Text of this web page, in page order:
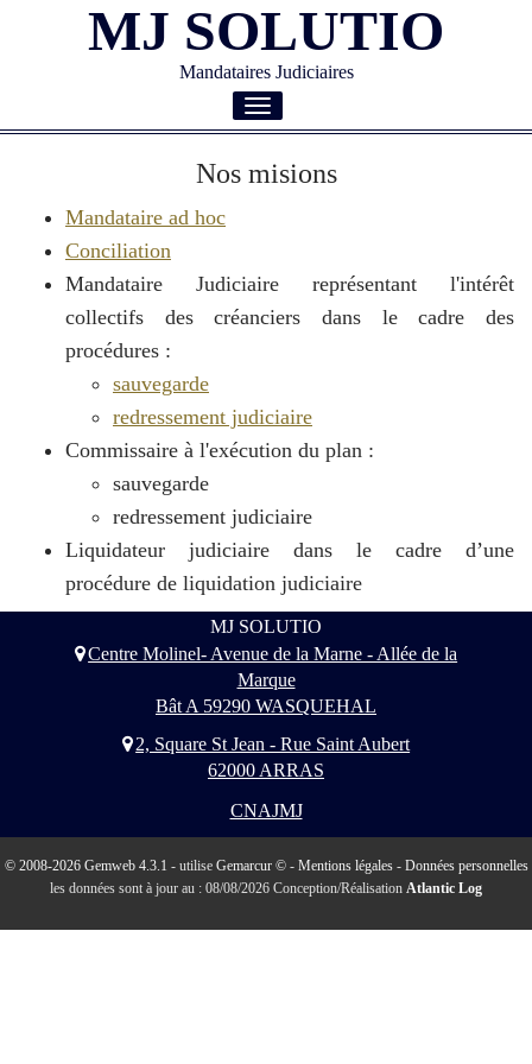
MJ SOLUTIO
Mandataires Judiciaires
Toggle
Nos misions
Mandataire ad hoc
Conciliation
Mandataire Judiciaire représentant l'intérêt
collectifs des créanciers dans le cadre des
procédures :
sauvegarde
redressement judiciaire
Commissaire à l'exécution du plan :
sauvegarde
redressement judiciaire
Liquidateur judiciaire dans le cadre d’une
procédure de liquidation judiciaire
MJ SOLUTIO
Centre Molinel- Avenue de la Marne - Allée de la
Marque
Bât A 59290 WASQUEHAL
2, Square St Jean - Rue Saint Aubert
62000 ARRAS
CNAJMJ
© 2008-2026 Gemweb 4.3.1 - utilise Gemarcur ©- Mentions légales- Données personnelles
les données sont à jour au : 08/08/2026 Conception/Réalisation Atlantic Log